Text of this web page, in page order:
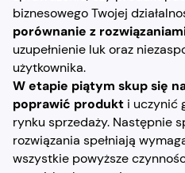
biznesowego Twojej
porównanie z
uzupełnienie luk oraz
użytkownika.
W etapie piątym skup się
poprawić produkt i uczynić
rynku sprzedaży. Następnie
rozwiązania spełniają
wszystkie powyższe